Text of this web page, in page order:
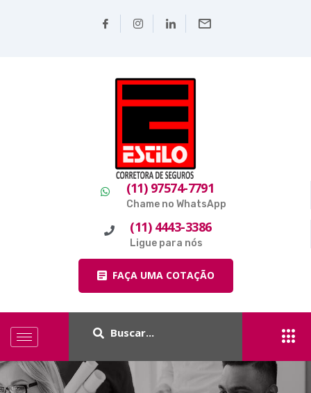
(11) 97574-7791
Chame no WhatsApp
(11) 4443-3386
Ligue para nós
FAÇA UMA COTAÇÃO